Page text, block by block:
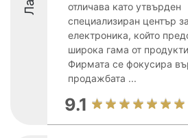
отличава като утвърден
специализиран център за
електроника, който
широка гама от
Фирмата се фокусира
продажбата ...
9.1